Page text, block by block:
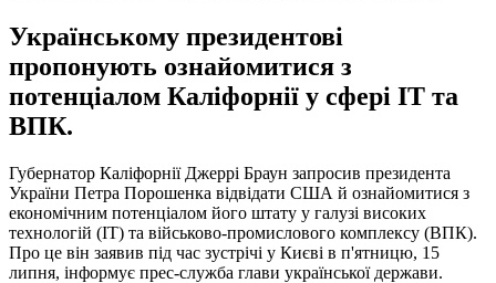
Українському президентові
пропонують ознайомитися з
потенціалом Каліфорнії у сфері IT та
ВПК.
Губернатор Каліфорнії Джеррі Браун запросив президента
України Петра Порошенка відвідати США й ознайомитися з
економічним потенціалом його штату у галузі високих
технологій (IT) та військово-промислового комплексу (ВПК).
Про це він заявив під час зустрічі у Києві в п'ятницю, 15
липня, інформує прес-служба глави української держави.